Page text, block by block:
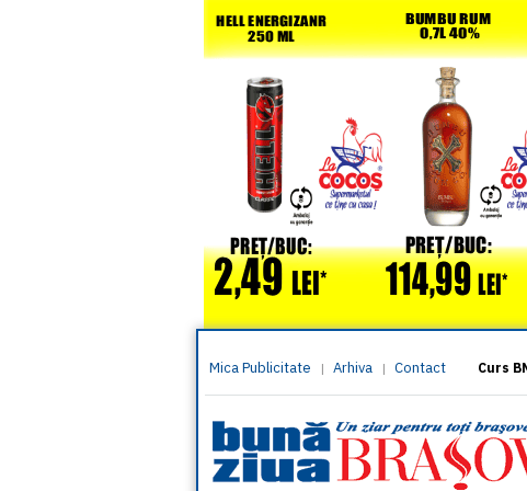
Mica Publicitate | Arhiva | Contact Curs